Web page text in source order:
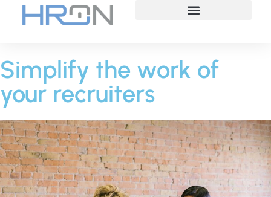
Simplify the work of
your recruiters